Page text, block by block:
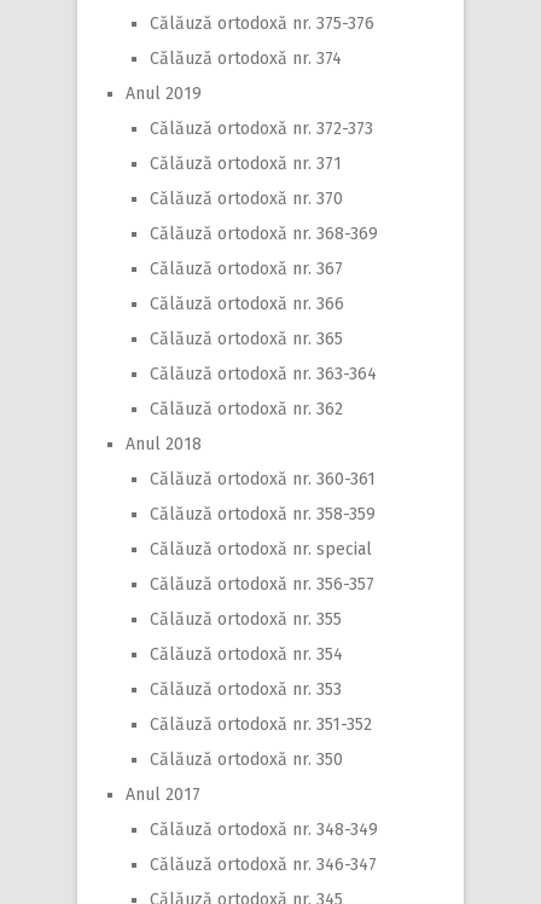
Călăuză ortodoxă nr. 375-376
Călăuză ortodoxă nr. 374
Anul 2019
Călăuză ortodoxă nr. 372-373
Călăuză ortodoxă nr. 371
Călăuză ortodoxă nr. 370
Călăuză ortodoxă nr. 368-369
Călăuză ortodoxă nr. 367
Călăuză ortodoxă nr. 366
Călăuză ortodoxă nr. 365
Călăuză ortodoxă nr. 363-364
Călăuză ortodoxă nr. 362
Anul 2018
Călăuză ortodoxă nr. 360-361
Călăuză ortodoxă nr. 358-359
Călăuză ortodoxă nr. special
Călăuză ortodoxă nr. 356-357
Călăuză ortodoxă nr. 355
Călăuză ortodoxă nr. 354
Călăuză ortodoxă nr. 353
Călăuză ortodoxă nr. 351-352
Călăuză ortodoxă nr. 350
Anul 2017
Călăuză ortodoxă nr. 348-349
Călăuză ortodoxă nr. 346-347
Călăuză ortodoxă nr. 345